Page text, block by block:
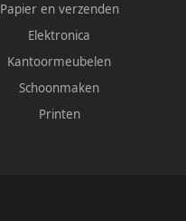
Papier en verzenden
Elektronica
Kantoormeubelen
Schoonmaken
Printen